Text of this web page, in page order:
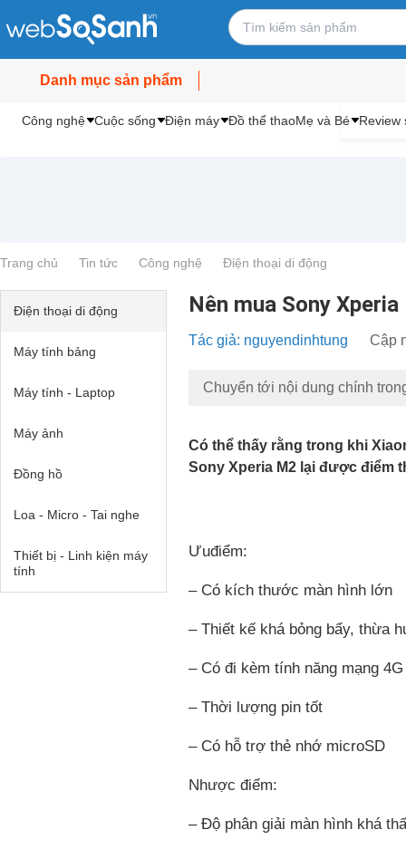
Danh mục sản phẩm
Công nghệ Cuộc sống Điện máy Đồ thể thaoMẹ và Bé Review
Trang chủ Tin tức Công nghệ Điện thoại di động
Điện thoại di động
Máy tính bảng
Máy tính - Laptop
Máy ảnh
Đồng hồ
Loa - Micro - Tai nghe
Thiết bị - Linh kiện máy
tính
Nên mua Sony
Tác giả: nguyendinhtung Cập
Chuyển tới nội dung chính
Có thể thấy rằng trong khi
Sony Xperia M2 lại được điểm
Ưuđiểm:
– Có kích thước màn hình lớn
– Thiết kế khá bỏng bẩy, thừa
– Có đi kèm tính năng mạng 4G
– Thời lượng pin tốt
– Có hỗ trợ thẻ nhớ microSD
Nhược điểm:
– Độ phân giải màn hình khá